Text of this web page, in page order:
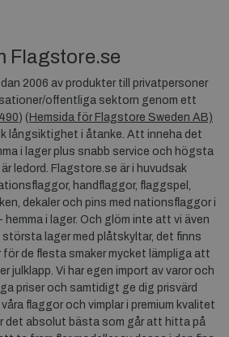
Flagstore.se
2006 av produkter till privatpersoner
offentliga sektorn genom ett
) ( Hemsida för Flagstore Sweden AB)
långsiktighet i åtanke. Att inneha det
i lager plus snabb service och högsta
ledord. Flagstore.se är i huvudsak
handflaggor, flaggspel,
dekaler och pins med nationsflaggor i
i lager. Och glöm inte att vi även
lager med plåtskyltar, det finns
de flesta smaker mycket lämpliga att
julklapp. Vi har egen import av varor och
priser och samtidigt ge dig prisvärd
flaggor och vimplar i premium kvalitet
det absolut bästa som går att hitta på